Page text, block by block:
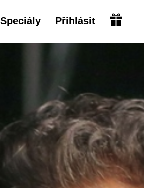
Speciály Přihlásit